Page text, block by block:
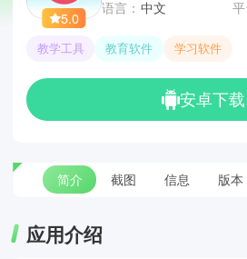
5.0
语言： 中文
平
教学工具 教育软件 学习软件
安卓下载
简介 截图 信息 版本
应用介绍